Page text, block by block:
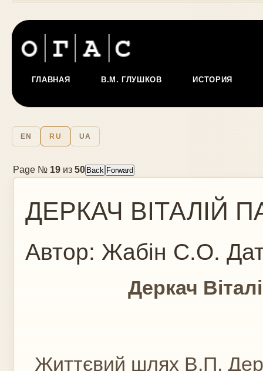
ГЛАВНАЯ В.М. ГЛУШКОВ ИСТОРИЯ
EN RU UA
Page № 19 из 50
ДЕРКАЧ ВІТАЛІЙ
Автор: Жабін С.О.
Деркач
Життєвий шлях В.П.